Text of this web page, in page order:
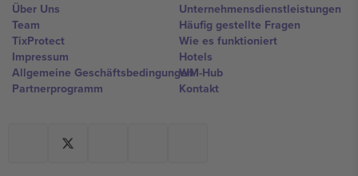
Über Uns
Team
TixProtect
Impressum
Allgemeine Geschäftsbedingungen
Partnerprogramm
Unternehmensdienstleistungen
Häufig gestellte Fragen
Wie es funktioniert
Hotels
WM-Hub
Kontakt